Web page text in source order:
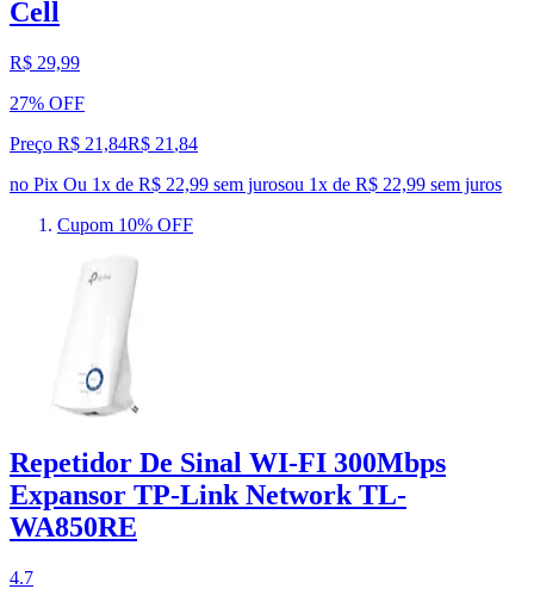
Cell
R$ 29,99
27% OFF
Preço R$ 21,84R$ 21 ,84
no Pix Ou 1x de R$ 22,99 sem jurosou 1x de R$ 22,99 sem juros
Cupom 10% OFF
Repetidor De Sinal WI-FI 300Mbps
Expansor TP-Link Network TL-
WA850RE
4.7